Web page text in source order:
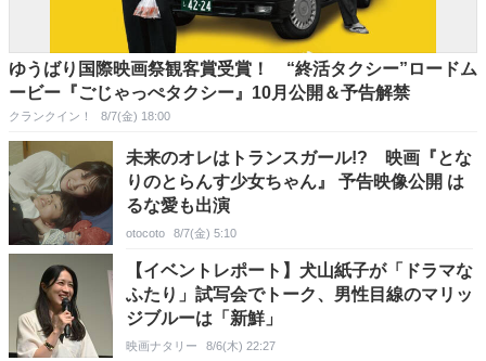
ゆうばり国際映画祭観客賞受賞！ “終活タクシー”ロードム
ービー『ごじゃっぺタクシー』10月公開＆予告解禁
クランクイン！ 8/7(金) 18:00
未来のオレはトランスガール!? 映画『とな
りのとらんす少女ちゃん』 予告映像公開 は
るな愛も出演
otocoto 8/7(金) 5:10
【イベントレポート】犬山紙子が「ドラマな
ふたり」試写会でトーク、男性目線のマリッ
ジブルーは「新鮮」
映画ナタリー 8/6(木) 22:27